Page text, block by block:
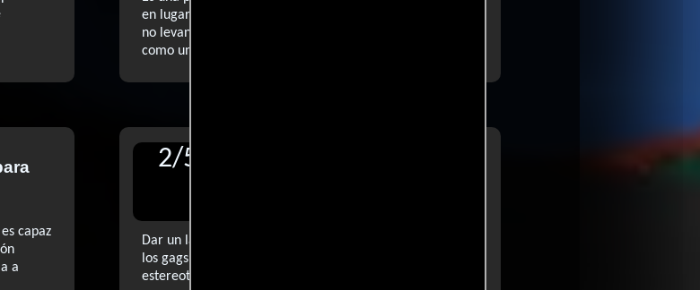
en lugar de romperlas. Como resultado, esta adaptación
no levantará la devoción apasionada que la definiría
como una comedia de primer nivel
capaz
a
2/5
Dar un lavado de cara a bromas desgastadas no hace que
los gags sean originales (...) Henson representa todos los
estereotipos masculinos pero como mujer (...)